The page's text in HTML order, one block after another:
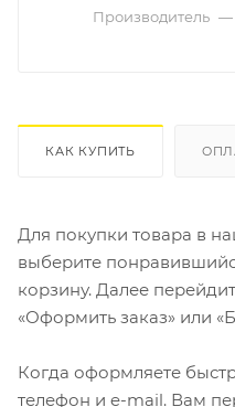
Производитель —
КАК КУПИТЬ
Для покупки товара в
выберите
корзину. Далее
«Оформить заказ» или
Когда оформляете
телефон и e-mail. Вам